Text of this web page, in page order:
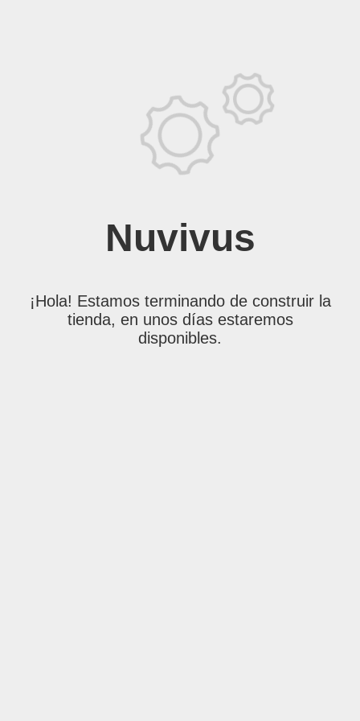
Nuvivus
¡Hola! Estamos terminando de construir la
tienda, en unos días estaremos
disponibles.